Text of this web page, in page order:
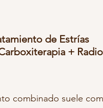
de Estrías
+
combinado suele